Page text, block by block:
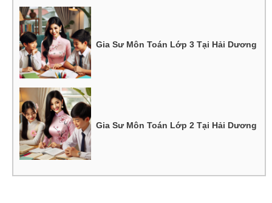
Gia Sư Môn Toán Lớp 3 Tại Hải Dương
Gia Sư Môn Toán Lớp 2 Tại Hải Dương